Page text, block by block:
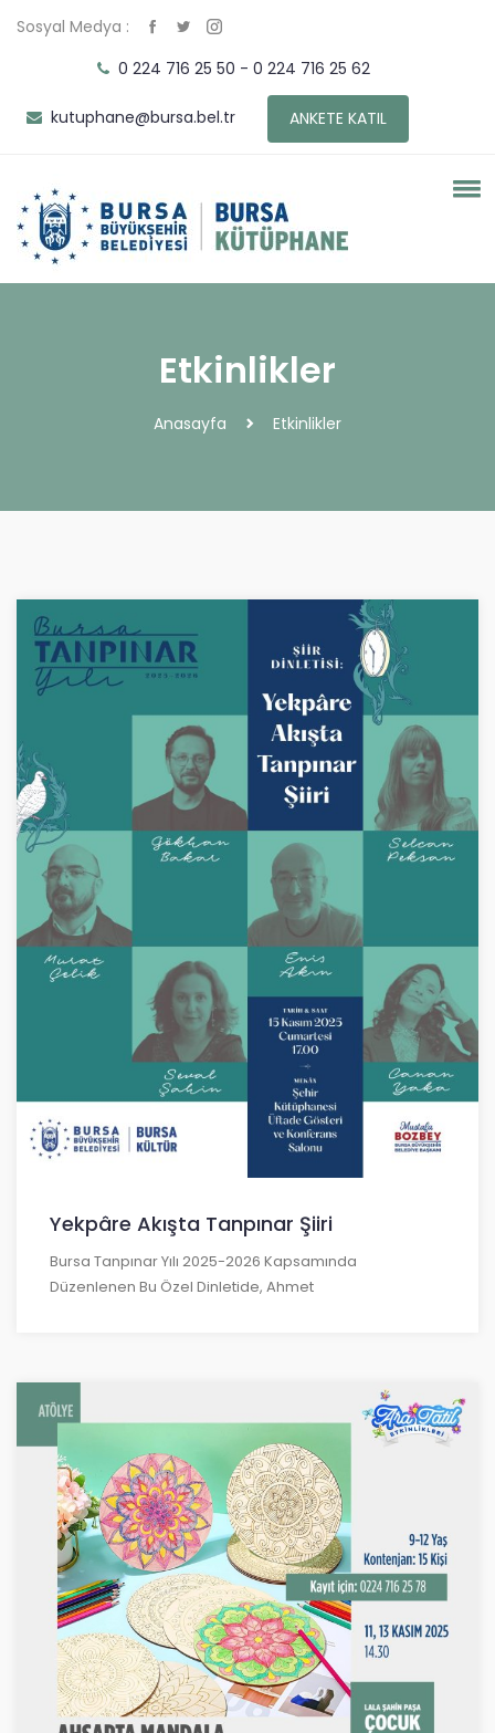
Sosyal Medya :
0 224 716 25 50 - 0 224 716 25 62
kutuphane@bursa.bel.tr ANKETE KATIL
Etkinlikler
Anasayfa Etkinlikler
Yekpâre Akışta Tanpınar Şiiri
Bursa Tanpınar Yılı 2025-2026 Kapsamında
Düzenlenen Bu Özel Dinletide, Ahmet